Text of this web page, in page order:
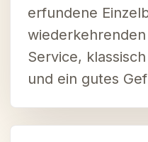
erfundene
Service,
und ein gutes